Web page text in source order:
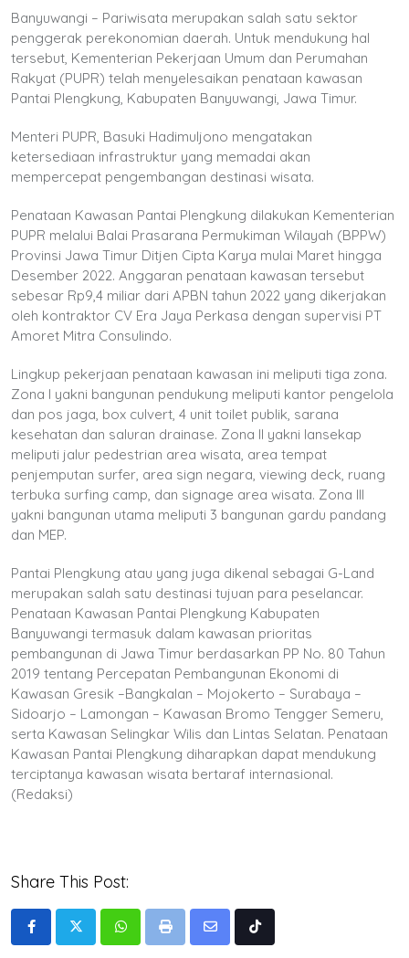
Banyuwangi – Pariwisata merupakan salah satu sektor
penggerak perekonomian daerah. Untuk mendukung hal
tersebut, Kementerian Pekerjaan Umum dan Perumahan
Rakyat (PUPR) telah menyelesaikan penataan kawasan
Pantai Plengkung, Kabupaten Banyuwangi, Jawa Timur.
Menteri PUPR, Basuki Hadimuljono mengatakan
ketersediaan infrastruktur yang memadai akan
mempercepat pengembangan destinasi wisata.
Penataan Kawasan Pantai Plengkung dilakukan Kementerian
PUPR melalui Balai Prasarana Permukiman Wilayah (BPPW)
Provinsi Jawa Timur Ditjen Cipta Karya mulai Maret hingga
Desember 2022. Anggaran penataan kawasan tersebut
sebesar Rp9,4 miliar dari APBN tahun 2022 yang dikerjakan
oleh kontraktor CV Era Jaya Perkasa dengan supervisi PT
Amoret Mitra Consulindo.
Lingkup pekerjaan penataan kawasan ini meliputi tiga zona.
Zona I yakni bangunan pendukung meliputi kantor pengelola
dan pos jaga, box culvert, 4 unit toilet publik, sarana
kesehatan dan saluran drainase. Zona II yakni lansekap
meliputi jalur pedestrian area wisata, area tempat
penjemputan surfer, area sign negara, viewing deck, ruang
terbuka surfing camp, dan signage area wisata. Zona III
yakni bangunan utama meliputi 3 bangunan gardu pandang
dan MEP.
Pantai Plengkung atau yang juga dikenal sebagai G-Land
merupakan salah satu destinasi tujuan para peselancar.
Penataan Kawasan Pantai Plengkung Kabupaten
Banyuwangi termasuk dalam kawasan prioritas
pembangunan di Jawa Timur berdasarkan PP No. 80 Tahun
2019 tentang Percepatan Pembangunan Ekonomi di
Kawasan Gresik –Bangkalan – Mojokerto – Surabaya –
Sidoarjo – Lamongan – Kawasan Bromo Tengger Semeru,
serta Kawasan Selingkar Wilis dan Lintas Selatan. Penataan
Kawasan Pantai Plengkung diharapkan dapat mendukung
terciptanya kawasan wisata bertaraf internasional.
(Redaksi)
Share This Post:
WhatsappPrint
Share
Tiktok